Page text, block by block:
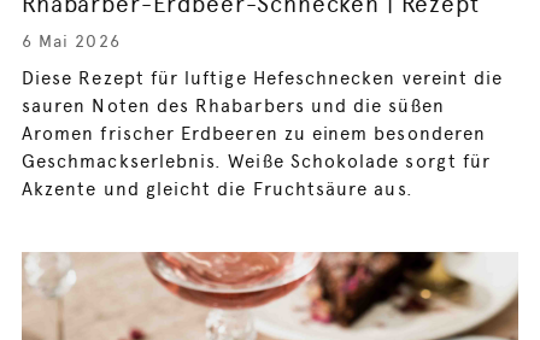
6 Mai 2026
Diese Rezept für luftige Hefeschnecken vereint die
sauren Noten des Rhabarbers und die süßen
Aromen frischer Erdbeeren zu einem besonderen
Geschmackserlebnis. Weiße Schokolade sorgt für
Akzente und gleicht die Fruchtsäure aus.